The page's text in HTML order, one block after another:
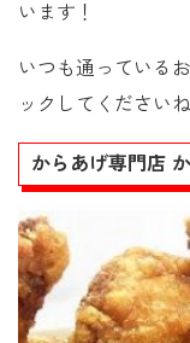
います！
いつも通っている
ックしてくださいね
からあげ専門店